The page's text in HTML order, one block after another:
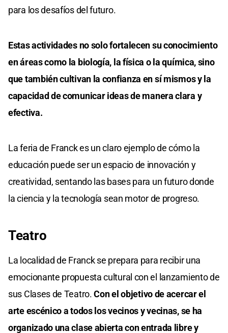
para los desafíos del futuro.
Estas actividades no solo fortalecen su conocimiento
en áreas como la biología, la física o la química, sino
que también cultivan la confianza en sí mismos y la
capacidad de comunicar ideas de manera clara y
efectiva.
La feria de Franck es un claro ejemplo de cómo la
educación puede ser un espacio de innovación y
creatividad, sentando las bases para un futuro donde
la ciencia y la tecnología sean motor de progreso.
Teatro
La localidad de Franck se prepara para recibir una
emocionante propuesta cultural con el lanzamiento de
sus Clases de Teatro.Con el objetivo de acercar el
arte escénico a todos los vecinos y vecinas, se ha
organizado una clase abierta con entrada libre y